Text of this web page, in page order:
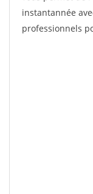
instantannée
professionnels